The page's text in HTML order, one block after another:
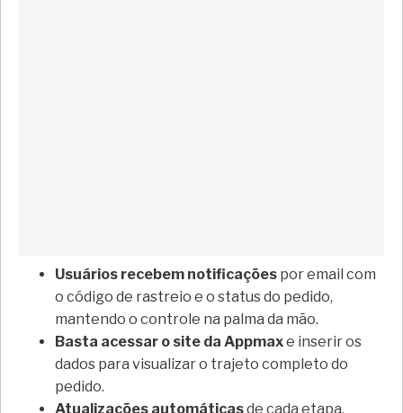
Usuários recebem notificações por email com
o código de rastreio e o status do pedido,
mantendo o controle na palma da mão.
Basta acessar o site da Appmaxe inserir os
dados para visualizar o trajeto completo do
pedido.
Atualizações automáticasde cada etapa,